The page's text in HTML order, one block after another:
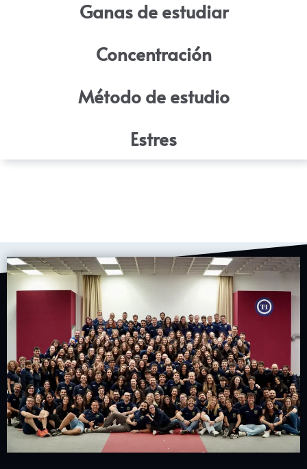
Ganas de estudiar
Concentración
Método de estudio
Estres